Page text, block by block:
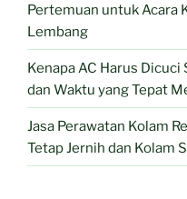
Pertemuan untuk Acara
Lembang
Kenapa AC Harus
dan Waktu yang Tepat
Jasa Perawatan Kolam
Tetap Jernih dan Kolam